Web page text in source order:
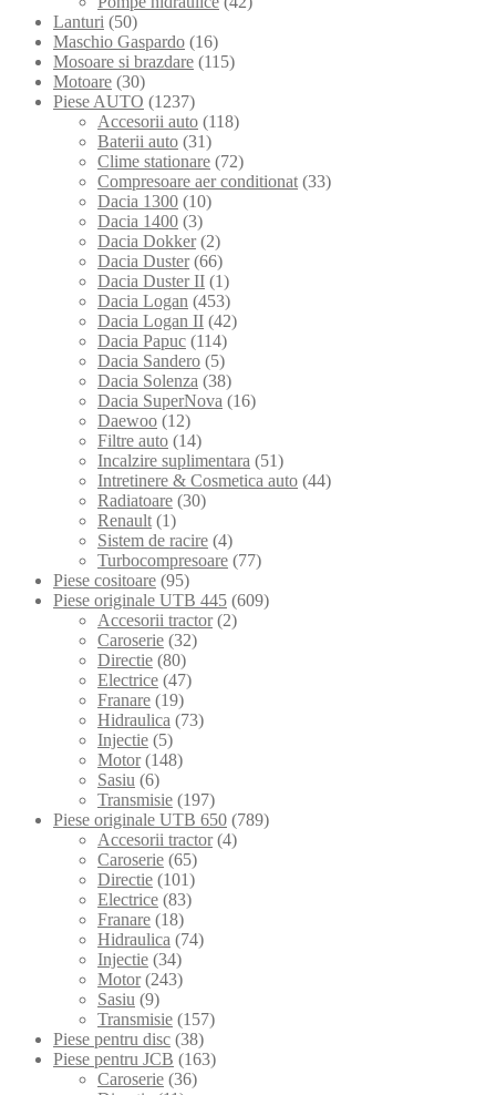
Lanturi (50)
Maschio Gaspardo (16)
Mosoare si brazdare (115)
Motoare (30)
Piese AUTO (1237)
Accesorii auto (118)
Baterii auto (31)
Clime stationare (72)
Compresoare aer conditionat (33)
Dacia 1300 (10)
Dacia 1400 (3)
Dacia Dokker (2)
Dacia Duster (66)
Dacia Duster II (1)
Dacia Logan (453)
Dacia Logan II (42)
Dacia Papuc (114)
Dacia Sandero (5)
Dacia Solenza (38)
Dacia SuperNova (16)
Daewoo (12)
Filtre auto (14)
Incalzire suplimentara (51)
Intretinere & Cosmetica auto (44)
Radiatoare (30)
Renault (1)
Sistem de racire (4)
Turbocompresoare (77)
Piese cositoare (95)
Piese originale UTB 445 (609)
Accesorii tractor (2)
Caroserie (32)
Directie (80)
Electrice (47)
Franare (19)
Hidraulica (73)
Injectie (5)
Motor (148)
Sasiu (6)
Transmisie (197)
Piese originale UTB 650 (789)
Accesorii tractor (4)
Caroserie (65)
Directie (101)
Electrice (83)
Franare (18)
Hidraulica (74)
Injectie (34)
Motor (243)
Sasiu (9)
Transmisie (157)
Piese pentru disc (38)
Piese pentru JCB (163)
Caroserie (36)